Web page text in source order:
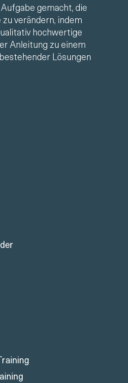
gemacht, die
verändern, indem
hochwertige
Anleitung zu einem
Lösungen